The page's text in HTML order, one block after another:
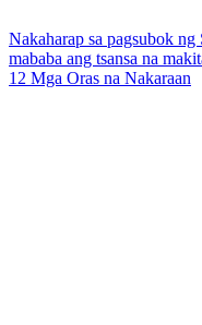
Nakaharap sa pagsubok
mababa ang tsansa na
12 Mga Oras na Nakaraan